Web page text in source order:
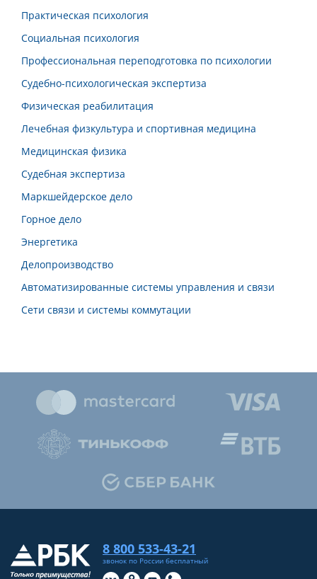
Практическая психология
Социальная психология
Профессиональная переподготовка по психологии
Судебно-психологическая экспертиза
Физическая реабилитация
Лечебная физкультура и спортивная медицина
Медицинская физика
Судебная экспертиза
Маркшейдерское дело
Горное дело
Энергетика
Делопроизводство
Автоматизированные системы управления и связи
Сети связи и системы коммутации
8 800 533-43-21
звонок по России бесплатный